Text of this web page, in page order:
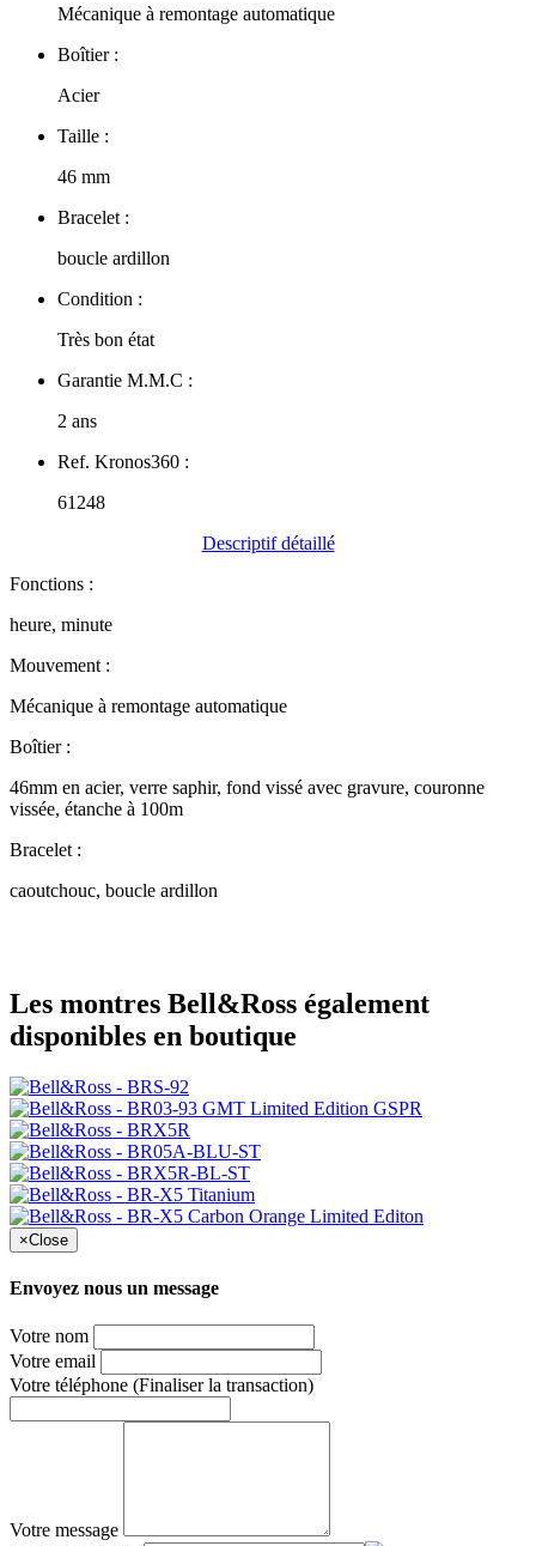
Mécanique à remontage automatique
Boîtier :
Acier
Taille :
46 mm
Bracelet :
boucle ardillon
Condition :
Très bon état
Garantie M.M.C :
2 ans
Ref. Kronos360 :
61248
Descriptif détaillé
Fonctions :
heure, minute
Mouvement :
Mécanique à remontage automatique
Boîtier :
46mm en acier, verre saphir, fond vissé avec gravure, couronne
vissée, étanche à 100m
Bracelet :
caoutchouc, boucle ardillon
Les montres Bell&Ross également
disponibles en boutique
×Close
Envoyez nous un message
Votre nom
Votre email
Votre téléphone (Finaliser la transaction)
Votre message